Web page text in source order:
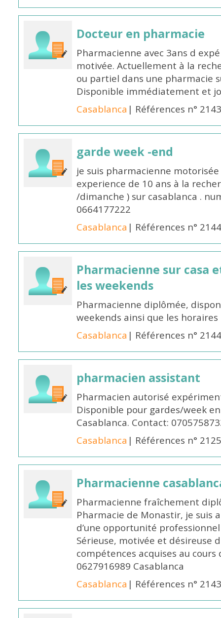
Docteur en pharmacie
Pharmacienne avec 3ans d
motivée. Actuellement à la
ou partiel dans une pharmacie
Disponible immédiatement et
Casablanca | Références n°
garde week -end
je suis pharmacienne
experience de 10 ans à la
/dimanche ) sur casablanca .
0664177222
Casablanca | Références n°
Pharmacienne sur casa
les weekends
Pharmacienne diplômée,
weekends ainsi que les
Casablanca | Références n°
pharmacien assistant
Pharmacien autorisé
Disponible pour gardes/week
Casablanca. Contact:
Casablanca | Références n°
Pharmacienne
Pharmacienne fraîchement
Pharmacie de Monastir, je suis
d’une opportunité
Sérieuse, motivée et désireuse
compétences acquises au
0627916989 Casablanca
Casablanca | Références n°